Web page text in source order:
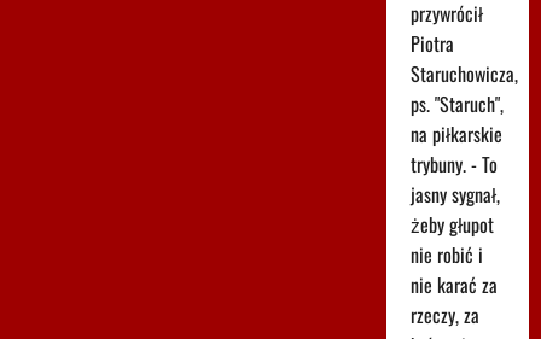
przywrócił
Piotra
Staruchowicza,
ps. "Staruch",
na piłkarskie
trybuny. - To
jasny sygnał,
żeby głupot
nie robić i
nie karać za
rzeczy, za